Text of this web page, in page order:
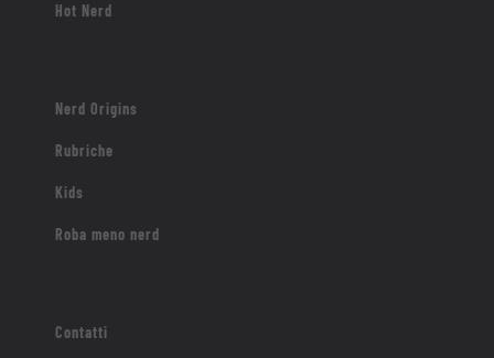
Hot Nerd
Nerd Origins
Rubriche
Kids
Roba meno nerd
Contatti